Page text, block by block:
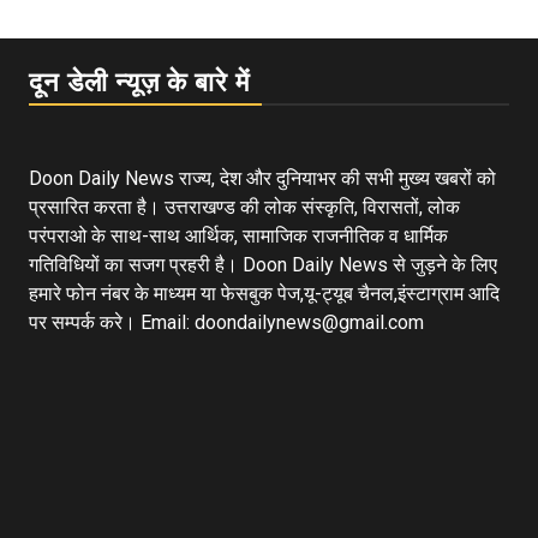
दून डेली न्यूज़ के बारे में
Doon Daily News राज्य, देश और दुनियाभर की सभी मुख्य खबरों को
प्रसारित करता है। उत्तराखण्ड की लोक संस्कृति, विरासतों, लोक
परंपराओ के साथ-साथ आर्थिक, सामाजिक राजनीतिक व धार्मिक
गतिविधियों का सजग प्रहरी है। Doon Daily News से जुड़ने के लिए
हमारे फोन नंबर के माध्यम या फेसबुक पेज,यू-ट्यूब चैनल,इंस्टाग्राम आदि
पर सम्पर्क करे। Email: doondailynews@gmail.com